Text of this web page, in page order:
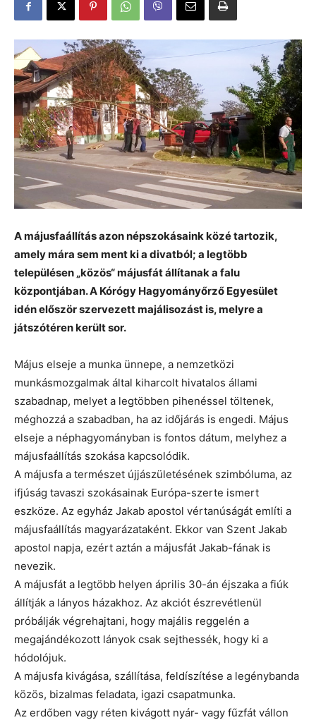
A májusfaállítás azon népszokásaink közé tartozik,
amely mára sem ment ki a divatból; a legtöbb
településen „közös“ májusfát állítanak a falu
központjában. A Kórógy Hagyományőrző Egyesület
idén először szervezett majálisozást is, melyre a
játszótéren került sor.
Május elseje a munka ünnepe, a nemzetközi
munkásmozgalmak által kiharcolt hivatalos állami
szabadnap, melyet a legtöbben pihenéssel töltenek,
méghozzá a szabadban, ha az időjárás is engedi. Május
elseje a néphagyományban is fontos dátum, melyhez a
májusfaállítás szokása kapcsolódik.
A májusfa a természet újjászületésének szimbóluma, az
ifjúság tavaszi szokásainak Európa-szerte ismert
eszköze. Az egyház Jakab apostol vértanúságát említi a
májusfaállítás magyarázataként. Ekkor van Szent Jakab
apostol napja, ezért aztán a májusfát Jakab-fának is
nevezik.
A májusfát a legtöbb helyen április 30-án éjszaka a fiúk
állítják a lányos házakhoz. Az akciót észrevétlenül
próbálják végrehajtani, hogy majális reggelén a
megajándékozott lányok csak sejthessék, hogy ki a
hódolójuk.
A májusfa kivágása, szállítása, feldíszítése a legénybanda
közös, bizalmas feladata, igazi csapatmunka.
Az erdőben vagy réten kivágott nyár- vagy fűzfát vállon